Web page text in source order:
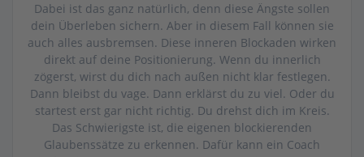
Dabei ist das ganz natürlich, denn diese Ängste sollen
dein Überleben sichern. Aber in diesem Fall können sie
auch alles ausbremsen. Diese inneren Blockaden wirken
direkt auf deine Positionierung. Wenn du innerlich
zögerst, wirst du dich nach außen nicht klar festlegen.
Dann bleibst du vage. Dann erklärst du zu viel. Oder du
startest erst gar nicht richtig. Du drehst dich im Kreis.
Das Schwierigste ist, die eigenen blockierenden
Glaubenssätze zu erkennen. Dafür kann ein Coach